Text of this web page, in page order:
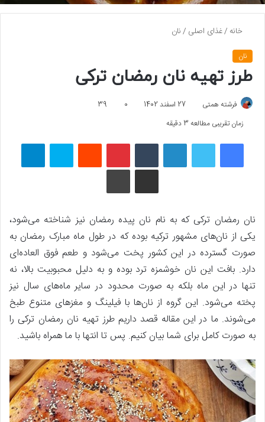
خانه /غذای اصلی /نان
نان
طرز تهیه نان رمضان ترکی
فرشته همتی 27 اسفند 1402 0
39
زمان تقریبی مطالعه 3 دقیقه
فیسبوک لینکداین پینتریست اسکایپ
چاپ
نان رمضان ترکی که به نام نان پیده رمضان نیز شناخته می‌شود،
یکی از نان‌های مشهور ترکیه بوده که در طول ماه مبارک رمضان به
صورت گسترده در این کشور پخت می‌شود و طعم فوق العاده‌ای
دارد. بافت این نان خوشمزه ترد بوده و به دلیل محبوبیت بالا، نه
تنها در این ماه بلکه به صورت محدود در سایر ماه‌های سال نیز
پخته می‌شود. این گروه از نان‌ها با فیلینگ و مغزهای متنوع طبخ
می‌شوند. ما در این مقاله قصد داریم طرز تهیه نان رمضان ترکی را
به صورت کامل برای شما بیان کنیم. پس تا انتها با ما همراه باشید.